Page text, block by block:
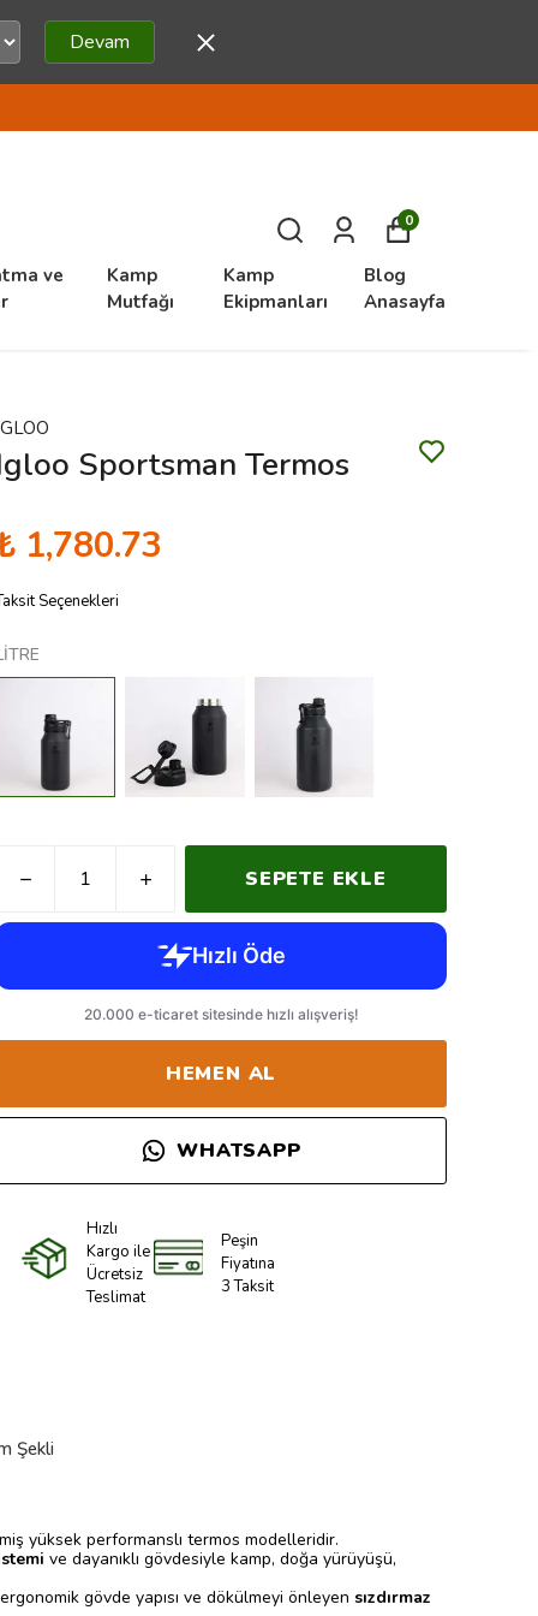
Devam
ve
Kamp
Mutfağı
Kamp
Ekipmanları
Blog
Anasayfa
0
Sportsman Termos
1,780.73
Seçenekleri
SEPETE EKLE
HEMEN AL
WHATSAPP
Hızlı
Kargo ile
Ücretsiz
Teslimat
Peşin
Fiyatına
3 Taksit
Şekli
yüksek performanslı termos modelleridir.
ve dayanıklı gövdesiyle kamp, doğa yürüyüşü,
gövde yapısı ve dökülmeyi önleyen sızdırmaz